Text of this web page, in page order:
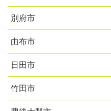
別府市
由布市
日田市
竹田市